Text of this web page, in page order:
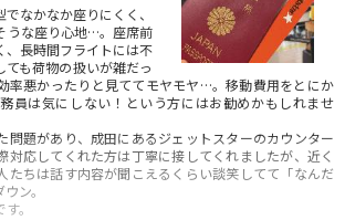
なかなか座りにくく、
うな座り心地…。座席前
、長時間フライトには不
も荷物の扱いが雑だっ
率悪かったりと見ててモヤモヤ…。移動費用をとにか
員は気にしない！という方にはお勧めかもしれませ
問題があり、成田にあるジェットスターのカウンター
対応してくれた方は丁寧に接してくれましたが、近く
たちは話す内容が聞こえるくらい談笑してて「なんだ
ン。
。